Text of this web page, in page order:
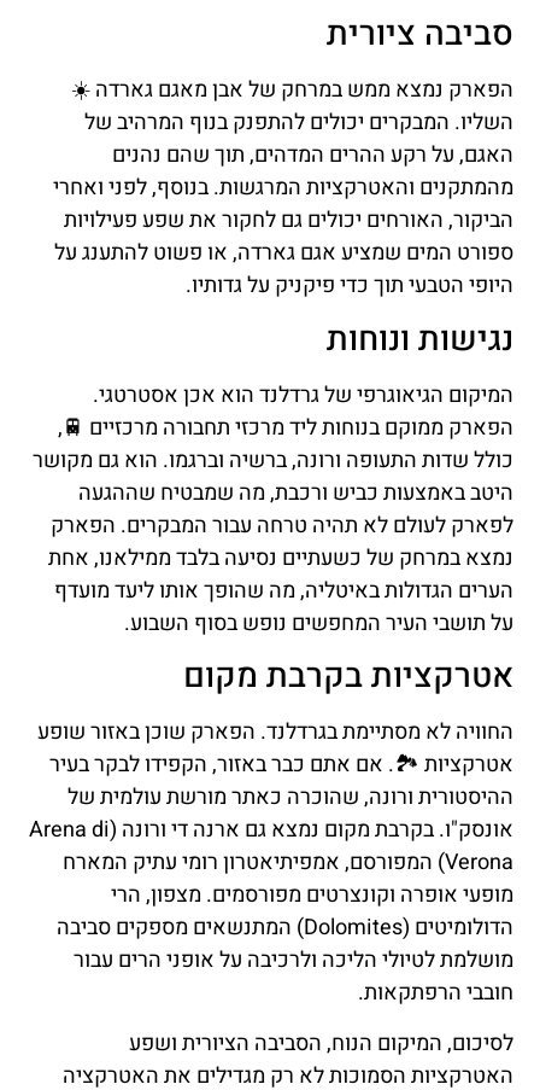
סביבה ציורית
הפארק נמצא ממש במרחק של אבן מאגם גארדה ☀️
השליו. המבקרים יכולים להתפנק בנוף המרהיב של
האגם, על רקע ההרים המדהים, תוך שהם נהנים
מהמתקנים והאטרקציות המרגשות. בנוסף, לפני ואחרי
הביקור, האורחים יכולים גם לחקור את שפע פעילויות
ספורט המים שמציע אגם גארדה, או פשוט להתענג על
היופי הטבעי תוך כדי פיקניק על גדותיו.
נגישות ונוחות
המיקום הגיאוגרפי של גרדלנד הוא אכן אסטרטגי.
הפארק ממוקם בנוחות ליד מרכזי תחבורה מרכזיים 🚆,
כולל שדות התעופה ורונה, ברשיה וברגמו. הוא גם מקושר
היטב באמצעות כביש ורכבת, מה שמבטיח שההגעה
לפארק לעולם לא תהיה טרחה עבור המבקרים. הפארק
נמצא במרחק של כשעתיים נסיעה בלבד ממילאנו, אחת
הערים הגדולות באיטליה, מה שהופך אותו ליעד מועדף
על תושבי העיר המחפשים נופש בסוף השבוע.
אטרקציות בקרבת מקום
החוויה לא מסתיימת בגרדלנד. הפארק שוכן באזור שופע
אטרקציות 🏞️. אם אתם כבר באזור, הקפידו לבקר בעיר
ההיסטורית ורונה, שהוכרה כאתר מורשת עולמית של
אונסק"ו. בקרבת מקום נמצא גם ארנה די ורונה (Arena di
Verona) המפורסם, אמפיתיאטרון רומי עתיק המארח
מופעי אופרה וקונצרטים מפורסמים. מצפון, הרי
הדולומיטים (Dolomites) המתנשאים מספקים סביבה
מושלמת לטיולי הליכה ולרכיבה על אופני הרים עבור
חובבי הרפתקאות.
לסיכום, המיקום הנוח, הסביבה הציורית ושפע
האטרקציות הסמוכות לא רק מגדילים את האטרקציה